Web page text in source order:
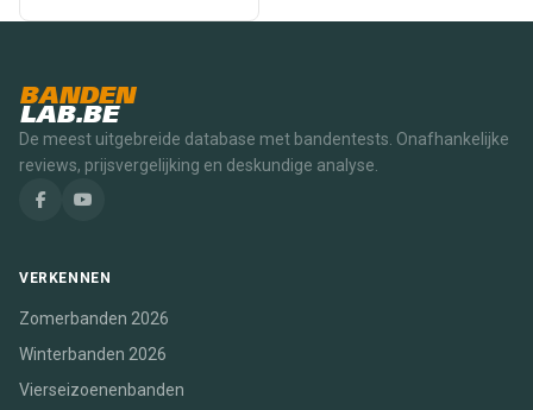
BANDEN
LAB.BE
De meest uitgebreide database met bandentests. Onafhankelijke
reviews, prijsvergelijking en deskundige analyse.
VERKENNEN
Zomerbanden 2026
Winterbanden 2026
Vierseizoenenbanden